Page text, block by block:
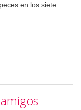
en los siete